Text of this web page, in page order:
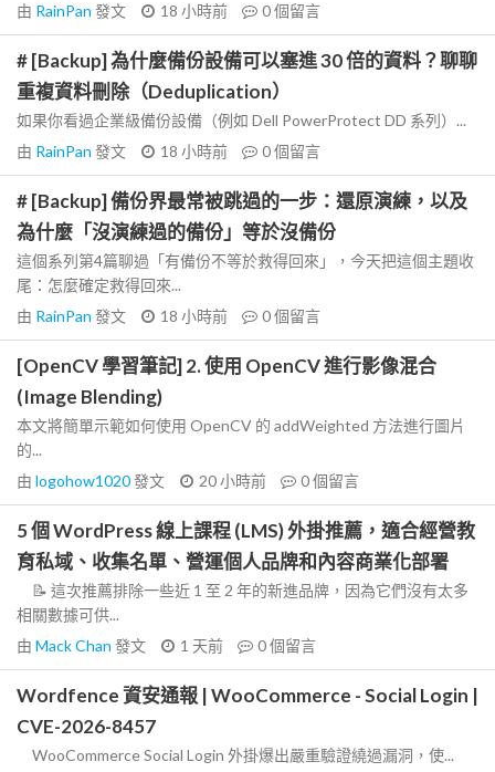
由 RainPan 發文 18 小時前 0個留言
# [Backup] 為什麼備份設備可以塞進 30 倍的資料？聊聊
重複資料刪除（Deduplication）
如果你看過企業級備份設備（例如 Dell PowerProtect DD 系列）...
由 RainPan 發文 18 小時前 0個留言
# [Backup] 備份界最常被跳過的一步：還原演練，以及
為什麼「沒演練過的備份」等於沒備份
這個系列第4篇聊過「有備份不等於救得回來」，今天把這個主題收
尾：怎麼確定救得回來...
由 RainPan 發文 18 小時前 0個留言
[OpenCV 學習筆記] 2. 使用 OpenCV 進行影像混合
(Image Blending)
本文將簡單示範如何使用 OpenCV 的 addWeighted 方法進行圖片
的...
由 logohow1020發文 20 小時前 0個留言
5 個 WordPress 線上課程 (LMS) 外掛推薦，適合經營教
育私域、收集名單、營運個人品牌和內容商業化部署
📝 這次推薦排除一些近 1 至 2 年的新進品牌，因為它們沒有太多
相關數據可供...
由 Mack Chan 發文 1 天前 0個留言
Wordfence 資安通報 | WooCommerce - Social Login |
CVE-2026-8457
WooCommerce Social Login 外掛爆出嚴重驗證繞過漏洞，使...